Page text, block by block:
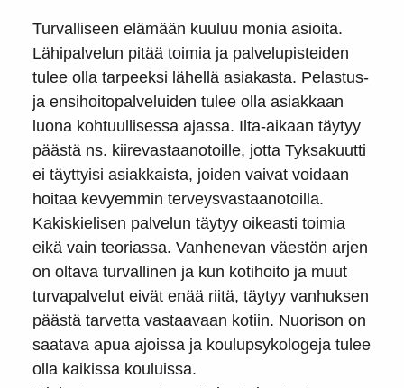
Turvalliseen elämään kuuluu monia asioita.
Lähipalvelun pitää toimia ja palvelupisteiden
tulee olla tarpeeksi lähellä asiakasta. Pelastus-
ja ensihoitopalveluiden tulee olla asiakkaan
luona kohtuullisessa ajassa. Ilta-aikaan täytyy
päästä ns. kiirevastaanotoille, jotta Tyksakuutti
ei täyttyisi asiakkaista, joiden vaivat voidaan
hoitaa kevyemmin terveysvastaanotoilla.
Kakiskielisen palvelun täytyy oikeasti toimia
eikä vain teoriassa. Vanhenevan väestön arjen
on oltava turvallinen ja kun kotihoito ja muut
turvapalvelut eivät enää riitä, täytyy vanhuksen
päästä tarvetta vastaavaan kotiin. Nuorison on
saatava apua ajoissa ja koulupsykologeja tulee
olla kaikissa kouluissa.